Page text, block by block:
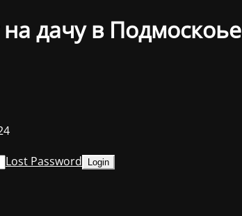
дачу в Подмоскоье
Lost Password